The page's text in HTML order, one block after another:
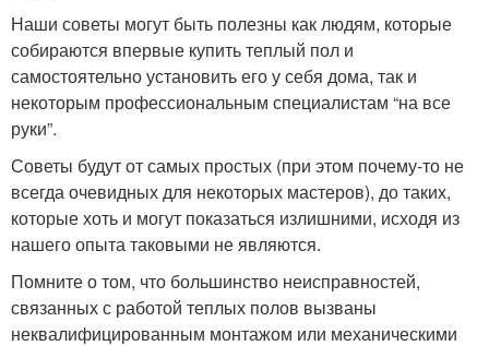
Наши советы могут быть полезны как людям, которые
собираются впервые купить теплый пол и
самостоятельно установить его у себя дома, так и
некоторым профессиональным специалистам “на все
руки”.
Советы будут от самых простых (при этом почему-то не
всегда очевидных для некоторых мастеров), до таких,
которые хоть и могут показаться излишними, исходя из
нашего опыта таковыми не являются.
Помните о том, что большинство неисправностей,
связанных с работой теплых полов вызваны
неквалифицированным монтажом или механическими